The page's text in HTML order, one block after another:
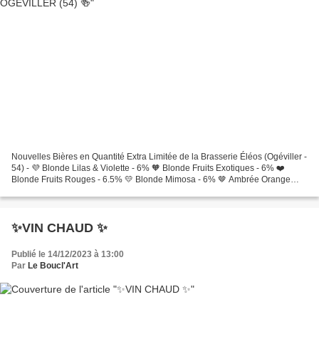
Nouvelles Bières en Quantité Extra Limitée de la Brasserie Éléos (Ogéviller -
54) - 💜 Blonde Lilas & Violette - 6% 🧡 Blonde Fruits Exotiques - 6% ❤️
Blonde Fruits Rouges - 6.5% 💛 Blonde Mimosa - 6% 🤎 Ambrée Orange
✨️VIN CHAUD ✨️
Publié le 14/12/2023 à 13:00
Par Le Boucl'Art